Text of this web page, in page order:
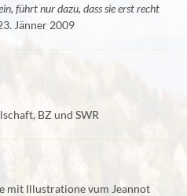
führt nur dazu, dass sie erst recht
Jänner 2009
BZ und SWR
mit Illustratione vum Jeannot